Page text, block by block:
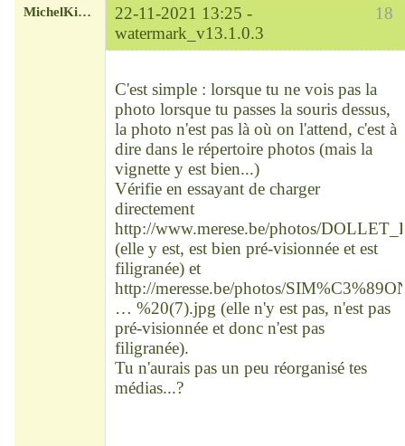
18
MichelKirsch
22-11-2021 13:25 -
watermark_v13.1.0.3
C'est simple : lorsque tu ne vois pas la
photo lorsque tu passes la souris dessus,
la photo n'est pas là où on l'attend, c'est à
dire dans le répertoire photos (mais la
vignette y est bien...)
Vérifie en essayant de charger
directement
http://www.merese.be/photos/
(elle y est, est bien pré-visionnée et est
filigranée) et
http://meresse.be/photos/
… %20(7).jpg (elle n'y est pas, n'est pas
pré-visionnée et donc n'est pas
filigranée).
Tu n'aurais pas un peu réorganisé tes
médias...?